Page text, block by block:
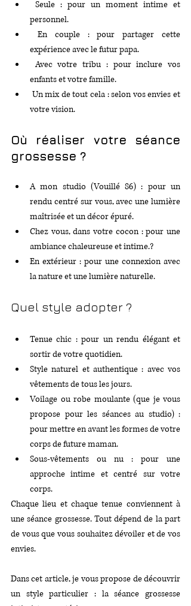
personnel.
expérience avec le futur papa.
Avec votre tribu : pour inclure vos
enfants et votre famille.
votre vision.
Où réaliser votre séance
grossesse ?
A mon studio (Vouillé 86) : pour un
rendu centré sur vous, avec une lumière
maîtrisée et un décor épuré.
Chez vous, dans votre cocon : pour une
ambiance chaleureuse et intime.?
En extérieur : pour une connexion avec
la nature et une lumière naturelle.
Quel style adopter ?
Tenue chic : pour un rendu élégant et
sortir de votre quotidien.
Style naturel et authentique : avec vos
vêtements de tous les jours.
Voilage ou robe moulante (que je vous
propose pour les séances au studio) :
pour mettre en avant les formes de votre
corps de future maman.
Sous-vêtements ou nu : pour une
approche intime et centré sur votre
corps.
Chaque lieu et chaque tenue conviennent à
une séance grossesse. Tout dépend de la part
de vous que vous souhaitez dévoiler et de vos
envies.
Dans cet article, je vous propose de découvrir
un style particulier : la séance grossesse